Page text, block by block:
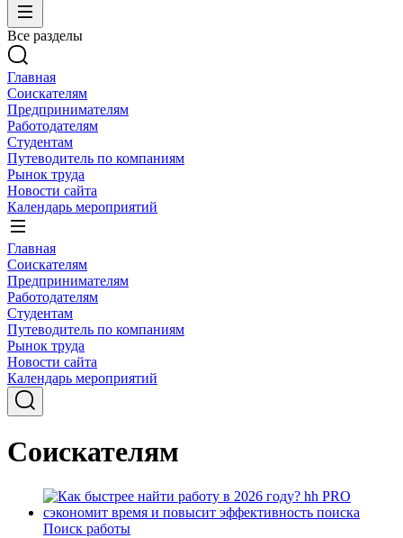
Все разделы
Главная
Соискателям
Предпринимателям
Работодателям
Студентам
Путеводитель по компаниям
Рынок труда
Новости сайта
Календарь мероприятий
Главная
Соискателям
Предпринимателям
Работодателям
Студентам
Путеводитель по компаниям
Рынок труда
Новости сайта
Календарь мероприятий
Соискателям
Поиск работы